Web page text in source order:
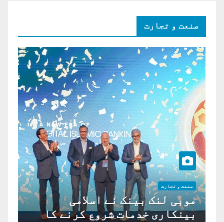
صنعت و تجارت
صنعت و تجارت
موبی لنک بینک نے اسلامی
بینکاری خدمات شروع کرنے کا